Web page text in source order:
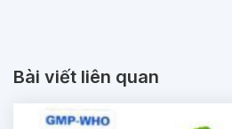
Bài viết liên quan